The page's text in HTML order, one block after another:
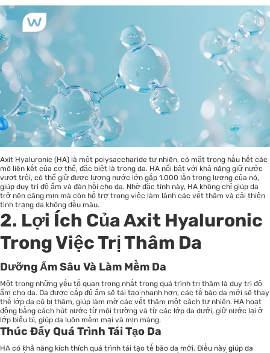
Axit Hyaluronic (HA) là một polysaccharide tự nhiên, có mặt trong hầu hết các
mô liên kết của cơ thể, đặc biệt là trong da. HA nổi bật với khả năng giữ nước
vượt trội, có thể giữ được lượng nước lớn gấp 1.000 lần trọng lượng của nó,
giúp duy trì độ ẩm và đàn hồi cho da. Nhờ đặc tính này, HA không chỉ giúp da
trở nên căng mịn mà còn hỗ trợ trong việc làm lành các vết thâm và cải thiện
tình trạng da không đều màu.
2. Lợi Ích Của Axit Hyaluronic
Trong Việc Trị Thâm Da
Dưỡng Ẩm Sâu Và Làm Mềm Da
Một trong những yếu tố quan trọng nhất trong quá trình trị thâm là duy trì độ
ẩm cho da. Da được cấp đủ ẩm sẽ tái tạo nhanh hơn, các tế bào da mới sẽ thay
thế lớp da cũ bị thâm, giúp làm mờ các vết thâm một cách tự nhiên. HA hoạt
động bằng cách hút nước từ môi trường và từ các lớp da dưới, giữ nước lại ở
lớp biểu bì, giúp da luôn mềm mại và mịn màng.
Thúc Đẩy Quá Trình Tái Tạo Da
HA có khả năng kích thích quá trình tái tạo tế bào da mới. Điều này giúp da